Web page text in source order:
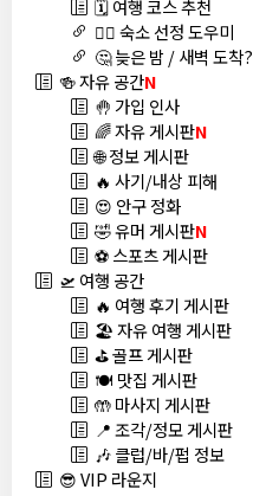
🗓️ 여행 코스 추천
🏊‍♀️ 숙소 선정 도우미
🤔 늦은 밤 / 새벽 도착?
🍻 자유 공간N
🤚 가입 인사
🌈 자유 게시판N
🌐 정보 게시판
🔥 사기/내상 피해
😍 안구 정화
🤣 유머 게시판N
⚽ 스포츠 게시판
🛫 여행 공간
🔥 여행 후기 게시판
🏖️ 자유 여행 게시판
⛳ 골프 게시판
🍽️ 맛집 게시판
🤲 마사지 게시판
📍 조각/정모 게시판
🎶 클럽/바/펍 정보
😎 VIP 라운지